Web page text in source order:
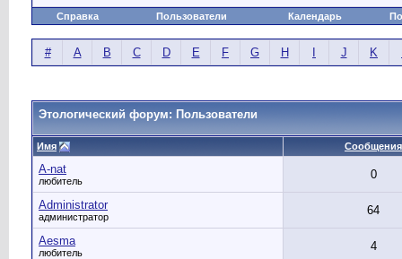
Справка Пользователи Календарь
# A B C D E F G H J K
Этологический форум: Пользователи
Имя Сообщения
A-nat
любитель 0
Administrator
администратор 64
Aesma
любитель 4